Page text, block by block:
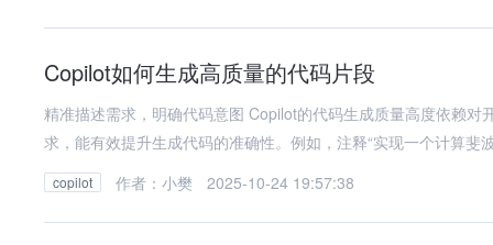
Copilot如何生成高质量的代码片段
精准描述需求，明确代码意图 Copilot的代码生成质量高度依赖
求，能有效提升生成代码的准确性。例如，注释“实现一个计算斐
copilot 作者：小樊 2025-10-24 19:57:38